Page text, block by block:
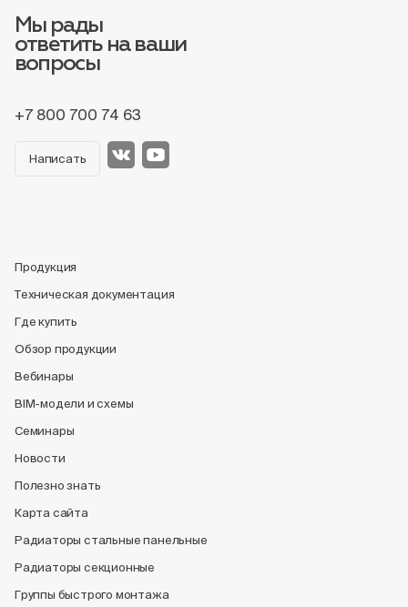
Мы рады
ответить на ваши
вопросы
+7 800 700 74 63
Написать
Продукция
Техническая документация
Где купить
Обзор продукции
Вебинары
BIM-модели и схемы
Семинары
Новости
Полезно знать
Карта сайта
Радиаторы стальные панельные
Радиаторы секционные
Группы быстрого монтажа